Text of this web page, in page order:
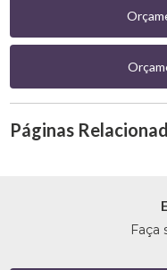
Páginas
Faça